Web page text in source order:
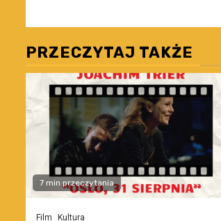
PRZECZYTAJ TAKŻE
7 min przeczytania
Film Kultura